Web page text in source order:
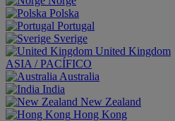
Polska
Portugal
Sverige
United Kingdom
ASIA / PACÍFICO
Australia
India
New Zealand
Hong Kong